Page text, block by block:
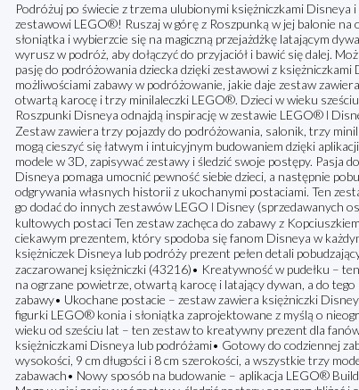
Podróżuj po świecie z trzema ulubionymi księżniczkami
zestawowi LEGO®! Ruszaj w górę z Roszpunką w jej balonie na
słoniątka i wybierzcie się na magiczną przejażdżkę latającym
wyrusz w podróż, aby dołączyć do przyjaciół i bawić się dalej.
pasję do podróżowania dziecka dzięki zestawowi z
możliwościami zabawy w podróżowanie, jakie daje zestaw
otwartą karocę i trzy minilaleczki LEGO®. Dzieci w wieku
Roszpunki Disneya odnajdą inspirację w zestawie LEGO® ǀ
Zestaw zawiera trzy pojazdy do podróżowania, salonik, trzy
mogą cieszyć się łatwym i intuicyjnym budowaniem dzięki
modele w 3D, zapisywać zestawy i śledzić swoje postępy. Pasja
Disneya pomaga umocnić pewność siebie dzieci, a następnie
odgrywania własnych historii z ukochanymi postaciami. Ten
go dodać do innych zestawów LEGO ǀ Disney (sprzedawanych
kultowych postaci Ten zestaw zachęca do zabawy z
ciekawym prezentem, który spodoba się fanom Disneya w
księżniczek Disneya lub podróży prezent pełen detali
zaczarowanej księżniczki (43216)• Kreatywność w pudełku –
na ogrzane powietrze, otwartą karocę i latający dywan, a do
zabawy• Ukochane postacie – zestaw zawiera księżniczki
figurki LEGO® konia i słoniątka zaprojektowane z myślą o
wieku od sześciu lat – ten zestaw to kreatywny prezent dla
księżniczkami Disneya lub podróżami• Gotowy do codziennej
wysokości, 9 cm długości i 8 cm szerokości, a wszystkie trzy
zabawach• Nowy sposób na budowanie – aplikacja LEGO®